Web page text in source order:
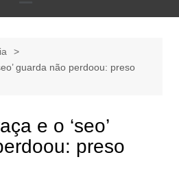
guarda não perdoou: preso
e o ‘seo’
preso